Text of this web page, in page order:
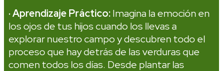
· Aprendizaje Práctico:Imagina la emoción en
los ojos de tus hijos cuando los llevas a
explorar nuestro campo y descubren todo el
proceso que hay detrás de las verduras que
comen todos los días. Desde plantar las